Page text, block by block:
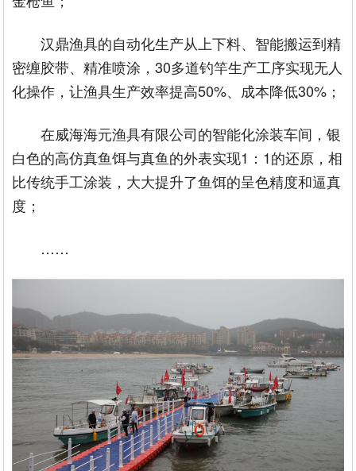
汉鼎渔具的自动化生产从上下料、智能搬运到精
密缠胶带、精准喷涂，30多道钓竿生产工序实现无人
化操作，让渔具生产效率提高50%、成本降低30%；
在威海海元渔具有限公司的智能化涂装车间，银
白色的高仿真鱼饵与真鱼的外表实现1：1的还原，相
比传统手工涂装，大大提升了鱼饵的呈色精度和逼真
度；
……